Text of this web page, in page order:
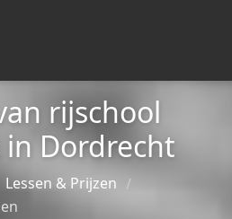
rijschool
Dordrecht
Lessen & Prijzen /